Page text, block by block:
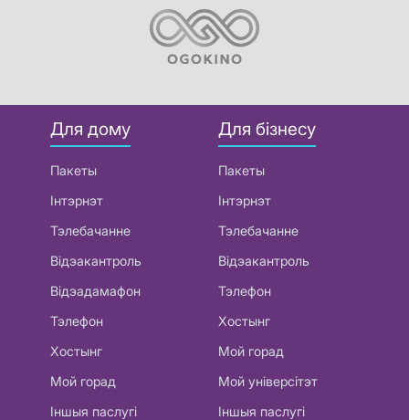
Для дому
Пакеты
Інтэрнэт
Тэлебачанне
Відэакантроль
Відэадамафон
Тэлефон
Хостынг
Мой горад
Іншыя паслугі
Для бізнесу
Пакеты
Інтэрнэт
Тэлебачанне
Відэакантроль
Тэлефон
Хостынг
Мой горад
Мой універсітэт
Іншыя паслугі